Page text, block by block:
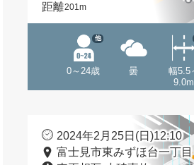
距離201m
0～24歳
他
曇
幅5.5
9.0m
2024年2月25日(日)12:10
富士見市東みずほ台一丁